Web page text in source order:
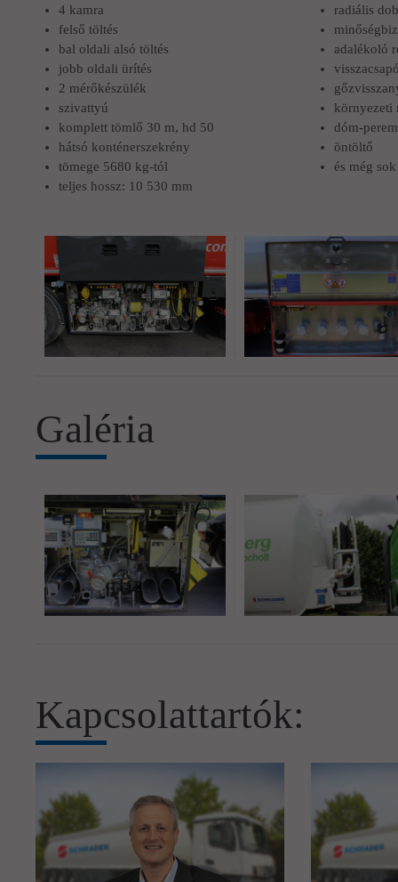
4 kamra
felső töltés
bal oldali alsó töltés
jobb oldali ürítés
2 mérőkészülék
szivattyú
komplett tömlő 30 m, hd 50
hátsó konténerszekrény
tömege 5680 kg-tól
teljes hossz: 10 530 mm
radiális dob
adalékoló
környezeti
dóm-
öntöltő
és még
Galéria
Kapcsolattartók: